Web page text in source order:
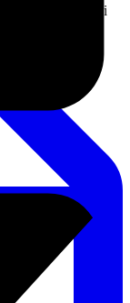
Prof. Sukidi